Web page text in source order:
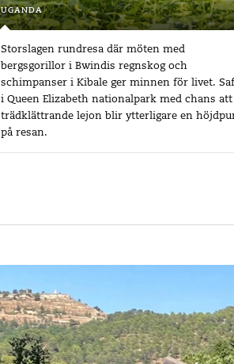
uganda
Storslagen rundresa där möten med
bergsgorillor i Bwindis regnskog och
schimpanser i Kibale ger minnen för livet.
i Queen Elizabeth nationalpark med chans att
trädklättrande lejon blir ytterligare en
på resan.